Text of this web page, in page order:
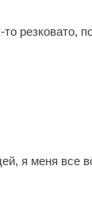
резковато,
я меня все